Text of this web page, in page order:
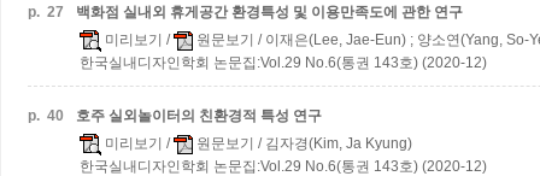
p. 27
백화점 실내외 휴게공간 환경특성 및 이용만족도에 관한 연구
미리보기 / 원문보기 / 이재은(Lee, Jae-Eun) ; 양소연(Yang, So-
한국실내디자인학회 논문집:Vol.29 No.6(통권 143호) (2020-12)
p. 40
호주 실외놀이터의 친환경적 특성 연구
미리보기 / 원문보기 / 김자경(Kim, Ja Kyung)
한국실내디자인학회 논문집:Vol.29 No.6(통권 143호) (2020-12)